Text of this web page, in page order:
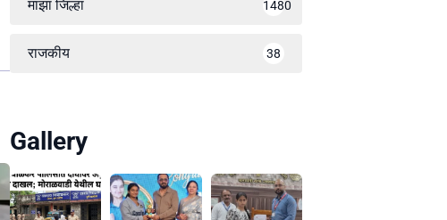
माझा जिल्हा 1480
राजकीय 38
Gallery